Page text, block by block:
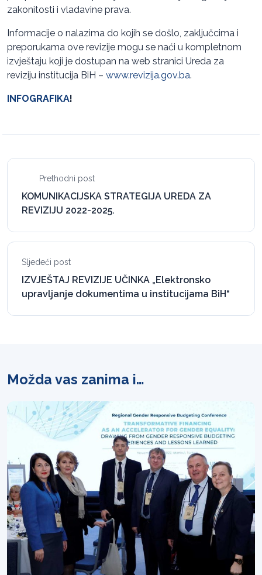
zakonitosti i vladavine prava.
Informacije o nalazima do kojih se došlo, zaključcima i
preporukama ove revizije mogu se naći u kompletnom
izvještaju koji je dostupan na web stranici Ureda za
reviziju institucija BiH – www.revizija.gov.ba.
INFOGRAFIKA!
Prethodni post
KOMUNIKACIJSKA STRATEGIJA UREDA ZA
REVIZIJU 2022-2025.
Sljedeći post
IZVJEŠTAJ REVIZIJE UČINKA „Elektronsko
upravljanje dokumentima u institucijama BiH“
Možda vas zanima i…